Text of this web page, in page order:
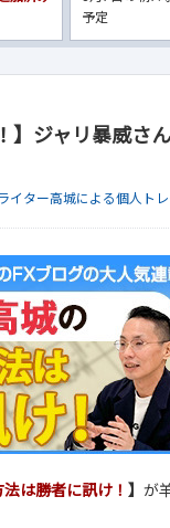
予定
】ジャリ暴威さ
イター高城による個人ト
は勝者に訊け！ 】 が